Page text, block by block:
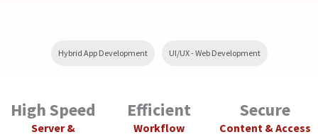
Hybrid App Development UI/UX - Web Development
High Speed
Server &
Efficient
Workflow
Secure
Content & Access